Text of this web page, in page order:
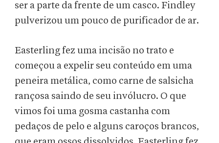
ser a parte da frente de um casco. Findley
pulverizou um pouco de purificador de ar.
Easterling fez uma incisão no trato e
começou a expelir seu conteúdo em uma
peneira metálica, como carne de salsicha
rançosa saindo de seu invólucro. O que
vimos foi uma gosma castanha com
pedaços de pelo e alguns caroços brancos,